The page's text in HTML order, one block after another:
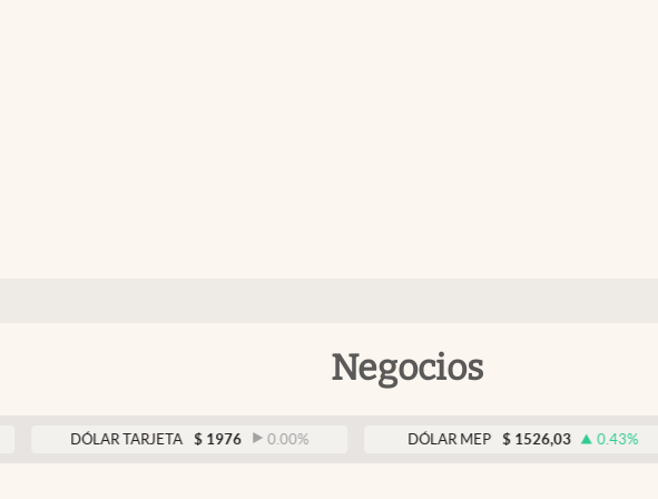
Negocios
DÓLAR TARJETA $ 1976 0.00% DÓLAR MEP $ 1526,03 0.43%